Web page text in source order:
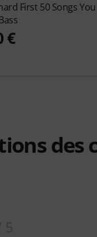
First 50 Songs You
€
des